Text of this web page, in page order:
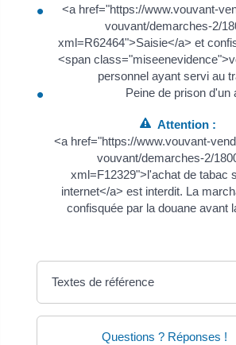
<a href="https://www.vouvant-
vouvant/demarches-2/
xml=R62464">Saisie</a> et
<span
personnel ayant servi au
Peine de prison d'un
Attention :
<a href="https://www.vouvant-
vouvant/demarches-2/
xml=F12329">l'achat de tabac
internet</a> est interdit. La
confisquée par la douane avant
Textes de référence
Questions ? Réponses !